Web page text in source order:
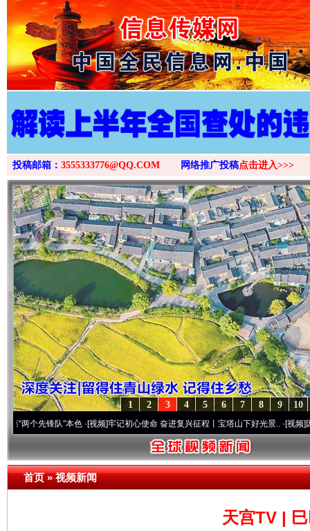
>
投稿邮箱： 3555333776@QQ.COM 网络推广投稿点击进入>>>
10
9
8
7
6
5
4
3
2
1
锋队”本色·[视频]牢记初心使命 奋进复兴征程丨宝塔山下好光景..·[视频]因党而生
首页»视频新闻
天宫TV |